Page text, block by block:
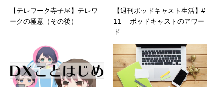
【テレワーク寺子屋】テレワ
ークの極意（その後）
【週刊ポッドキャスト生活】#
11 ポッドキャストのアワー
ド